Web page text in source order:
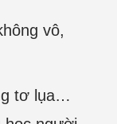
vô,
tơ lụa…